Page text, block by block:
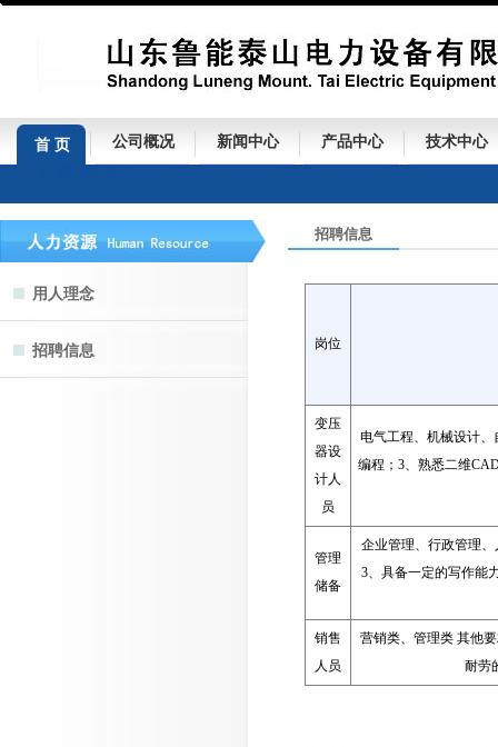
首 页 公司概况 新闻中心 产品中心 技术中心
用人理念
招聘信息
招聘信息
岗位
变压
器设
计人
员
电气工程、机械设计
编程；3、熟悉二维
管理
储备
企业管理、行政管理
3、具备一定的写作能
销售
人员
营销类、管理类 其他
耐劳